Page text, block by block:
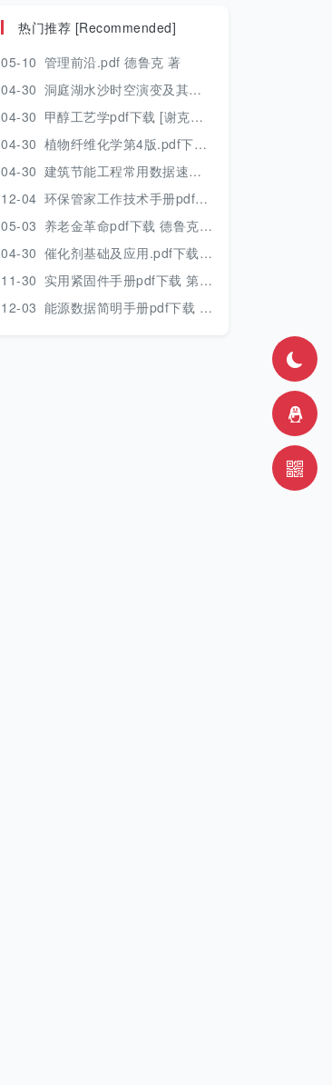
热门推荐 [Recommended]
05-10 管理前沿.pdf 德鲁克 著
04-30 洞庭湖水沙时空演变及其对水资源安全的影响研究.pdf 胡光伟 著 2017年版
04-30 甲醇工艺学pdf下载 [谢克昌 房鼎业主编] 2010年版
04-30 植物纤维化学第4版.pdf下载 [裴继诚主编] 2012年版
04-30 建筑节能工程常用数据速查手册.pdf下载 [陈慢勤著] 2010年版
12-04 环保管家工作技术手册pdf下载 2019年版
05-03 养老金革命pdf下载 德鲁克 著
04-30 催化剂基础及应用.pdf下载 [季生福 张谦温 赵彬侠编] 2011年版
11-30 实用紧固件手册pdf下载 第三版 2018年版
12-03 能源数据简明手册pdf下载 2017版